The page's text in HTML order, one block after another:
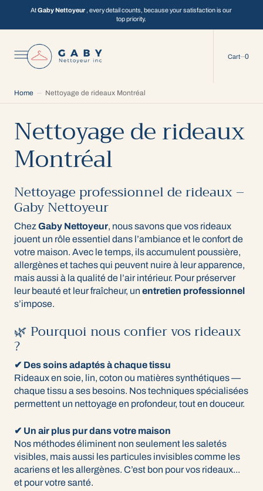
AtGaby Nettoyeur , every detail counts, because your satisfaction is our
top priority.
Cart 00
Home Nettoyage de rideaux Montréal
Nettoyage de rideaux
Montréal
Nettoyage professionnel de rideaux –
Gaby Nettoyeur
Chez Gaby Nettoyeur, nous savons que vos rideaux
jouent un rôle essentiel dans l’ambiance et le confort de
votre maison. Avec le temps, ils accumulent poussière,
allergènes et taches qui peuvent nuire à leur apparence,
mais aussi à la qualité de l’air intérieur. Pour préserver
leur beauté et leur fraîcheur, un entretien professionnel
s’impose.
🌿 Pourquoi nous confier vos rideaux
?
✔ Des soins adaptés à chaque tissu
Rideaux en soie, lin, coton ou matières synthétiques —
chaque tissu a ses besoins. Nos techniques spécialisées
permettent un nettoyage en profondeur, tout en douceur.
✔ Un air plus pur dans votre maison
Nos méthodes éliminent non seulement les saletés
visibles, mais aussi les particules invisibles comme les
acariens et les allergènes. C’est bon pour vos rideaux...
et pour votre santé.